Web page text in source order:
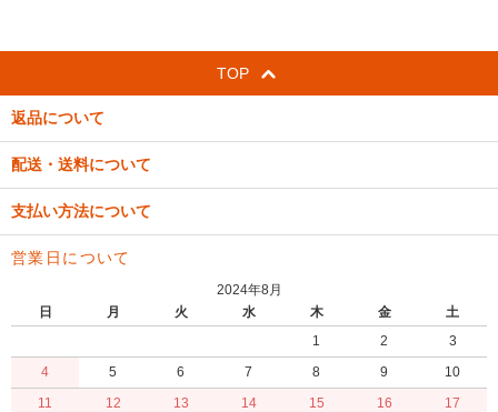
TOP
返品について
配送・送料について
支払い方法について
営業日について
2024年8月
日
月 火 水 木 金
土
1
2
3
4
5 6 7 8 9
10
11
12 13 14 15 16
17